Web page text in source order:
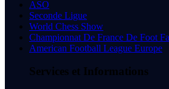
ASO
Seconde Ligue
World Chess Show
Championnat De France De Foot
American Football League Europe
Services et Informations